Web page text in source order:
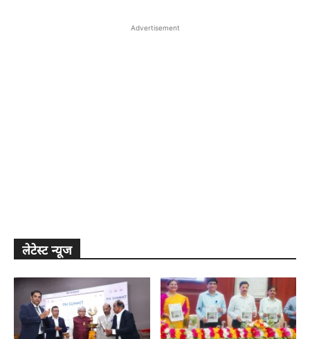
Advertisement
लेटेस्ट न्यूज